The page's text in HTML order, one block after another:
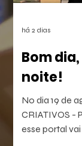
Bom
noite!
No dia 19 de
CRIATIVOS -
esse portal
há 2 dias